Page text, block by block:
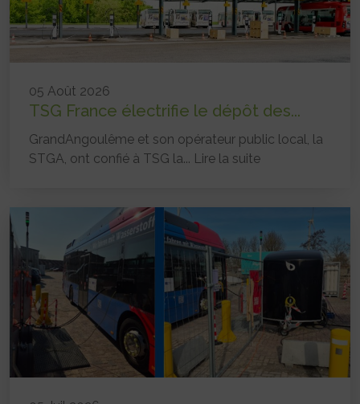
05 Août 2026
TSG France électrifie le dépôt des...
GrandAngoulême et son opérateur public local, la
STGA, ont confié à TSG la... Lire la suite